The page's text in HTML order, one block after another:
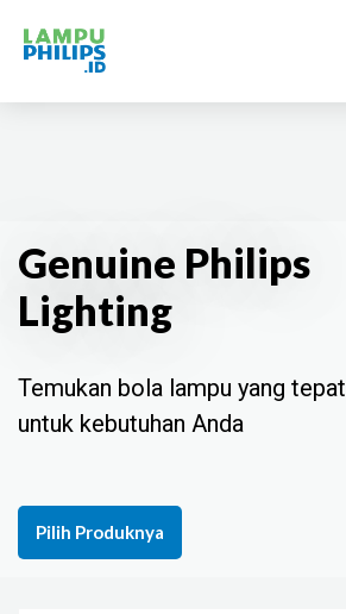
Genuine Philips
Lighting
Temukan bola lampu yang tepat
untuk kebutuhan Anda
Pilih Produknya